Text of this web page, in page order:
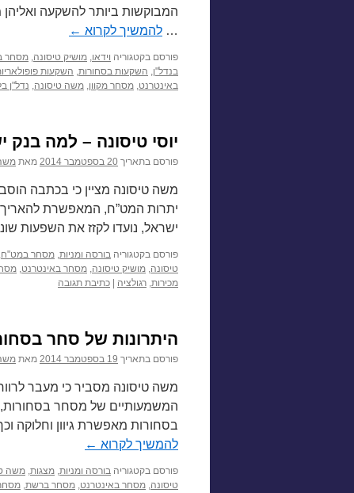
המבוקשות ביותר להשקעה
… להמשיך לקרוא ←
פורסם בקטגוריה וידאו, מושיק טיסונה, מסחר
בנדל"ן, השקעות בסחורות, השקעות
באינטרנט, מסחר מקוון, משה טיסונה, נדל"ן
יוסי טיסונה – למה
פורסם בתאריך 20 בספטמבר 2014 מאת
משה טיסונה מציין כי בכתבה
יתרות המט”ח, המאפשרת להאריך
ישראל, נועדו לקזז את השפעות
פורסם בקטגוריה בורסה ומניות, מסחר במט"ח,
טיסונה, מושיק טיסונה, מסחר באינטרנט,
מכירות, רגולציה כתיבת תגובה
היתרונות של סחר
פורסם בתאריך 19 בספטמבר 2014 מאת
משה טיסונה מסביר כי מעבר
המשמעותיים של מסחר
בסחורות מאפשרת גיוון וחלוקה
להמשיך לקרוא ←
פורסם בקטגוריה בורסה ומניות, מצגות, משה
טיסונה, מסחר באינטרנט, מסחר ברשת,